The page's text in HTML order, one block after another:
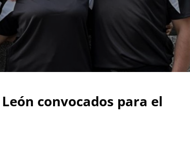
convocados para el